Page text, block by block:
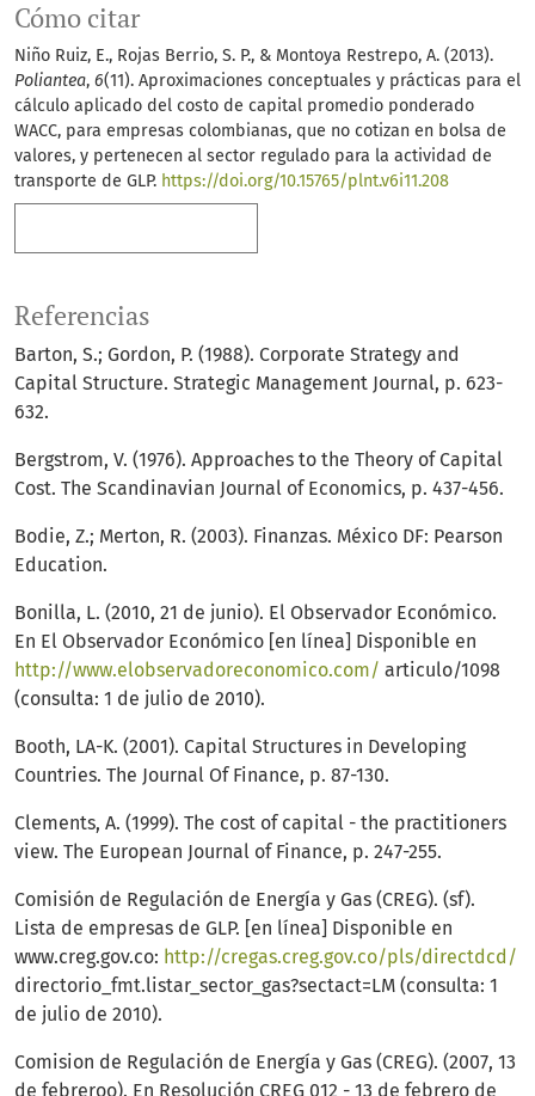
Cómo citar
Niño Ruiz, E., Rojas Berrio, S. P., & Montoya Restrepo, A. (2013).
Poliantea, 6(11). Aproximaciones conceptuales y prácticas para el
cálculo aplicado del costo de capital promedio ponderado
WACC, para empresas colombianas, que no cotizan en bolsa de
valores, y pertenecen al sector regulado para la actividad de
transporte de GLP. https://doi.org/10.15765/plnt.v6i11.208
Referencias
Barton, S.; Gordon, P. (1988). Corporate Strategy and
Capital Structure. Strategic Management Journal, p. 623-
632.
Bergstrom, V. (1976). Approaches to the Theory of Capital
Cost. The Scandinavian Journal of Economics, p. 437-456.
Bodie, Z.; Merton, R. (2003). Finanzas. México DF: Pearson
Education.
Bonilla, L. (2010, 21 de junio). El Observador Económico.
En El Observador Económico [en línea] Disponible en
http://www.elobservadoreconomico.com/ articulo/1098
(consulta: 1 de julio de 2010).
Booth, LA-K. (2001). Capital Structures in Developing
Countries. The Journal Of Finance, p. 87-130.
Clements, A. (1999). The cost of capital - the practitioners
view. The European Journal of Finance, p. 247-255.
Comisión de Regulación de Energía y Gas (CREG). (sf).
Lista de empresas de GLP. [en línea] Disponible en
www.creg.gov.co: http://cregas.creg.gov.co/pls/directdcd/
directorio_fmt.listar_sector_gas?sectact=LM (consulta: 1
de julio de 2010).
Comision de Regulación de Energía y Gas (CREG). (2007, 13
de febreroo). En Resolución CREG 012 - 13 de febrero de